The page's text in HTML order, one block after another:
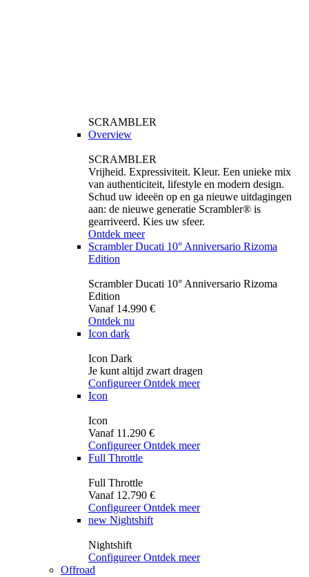
SCRAMBLER
Overview
SCRAMBLER
Vrijheid. Expressiviteit. Kleur. Een unieke mix
van authenticiteit, lifestyle en modern design.
Schud uw ideeën op en ga nieuwe uitdagingen
aan: de nieuwe generatie Scrambler® is
gearriveerd. Kies uw sfeer.
Ontdek meer
Scrambler Ducati 10° Anniversario Rizoma
Edition
Scrambler Ducati 10° Anniversario Rizoma
Edition
Vanaf 14.990 €
Ontdek nu
Icon dark
Icon Dark
Je kunt altijd zwart dragen
Configureer Ontdek meer
Icon
Icon
Vanaf 11.290 €
Configureer Ontdek meer
Full Throttle
Full Throttle
Vanaf 12.790 €
Configureer Ontdek meer
new Nightshift
Nightshift
Configureer Ontdek meer
Offroad